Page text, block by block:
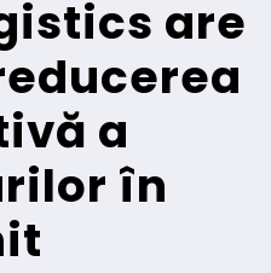
are
a
în